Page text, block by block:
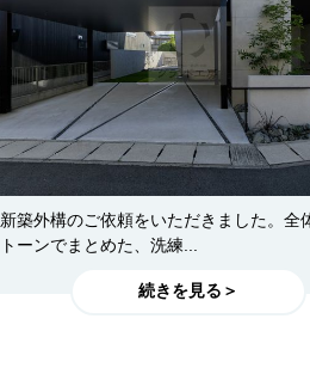
新築外構のご依頼をいただきました。全
トーンでまとめた、洗練...
続きを見る＞